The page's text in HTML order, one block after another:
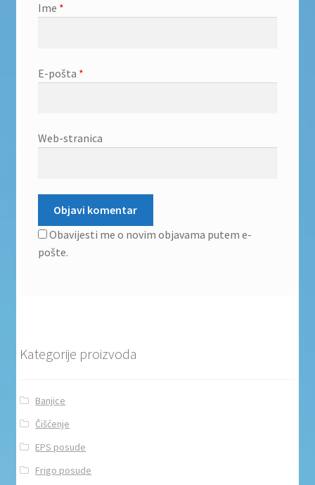
Ime *
E-pošta *
Web-stranica
Obavijesti me o novim objavama putem e-
pošte.
Kategorije proizvoda
Banjice
Čišćenje
EPS posude
Frigo posude